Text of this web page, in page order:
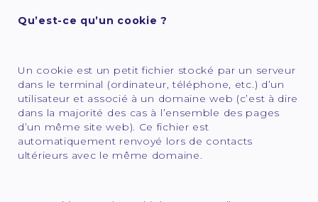
Qu’est-ce qu’un cookie ?
Un cookie est un petit fichier stocké par un serveur
dans le terminal (ordinateur, téléphone, etc.) d’un
utilisateur et associé à un domaine web (c’est à dire
dans la majorité des cas à l’ensemble des pages
d’un même site web). Ce fichier est
automatiquement renvoyé lors de contacts
ultérieurs avec le même domaine.